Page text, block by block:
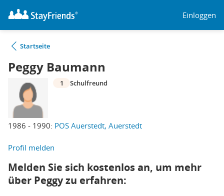
Einloggen
Startseite
Peggy Baumann
1986 - 1990: POS Auerstedt, Auerstedt
1 Schulfreund
Profil melden
Melden Sie sich kostenlos an, um mehr
über Peggy zu erfahren: